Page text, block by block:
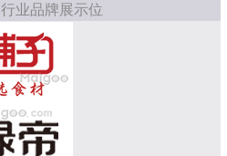
行业品牌展示位